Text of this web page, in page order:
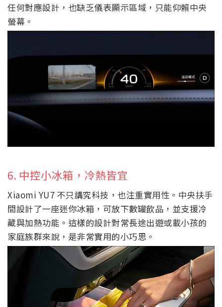
任何對應設計，也缺乏儀表顯示區域，只能仰賴中央
螢幕。
6. 中控小冰箱，冷熱皆宜
Xiaomi YU7 不只講究科技，也注重實用性。中央扶手
間設計了一座迷你冰箱，可放下數罐飲品，並支援冷
藏與加熱功能。這樣的設計對常長途出遊或載小孩的
家庭族群來說，是非常實用的小巧思。